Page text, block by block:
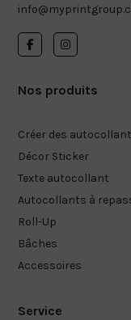
Nos produits
Créer des
Décor Sticker
Texte autocollant
Autocollants à
Roll-Up
Bâches
Accessoires
Service